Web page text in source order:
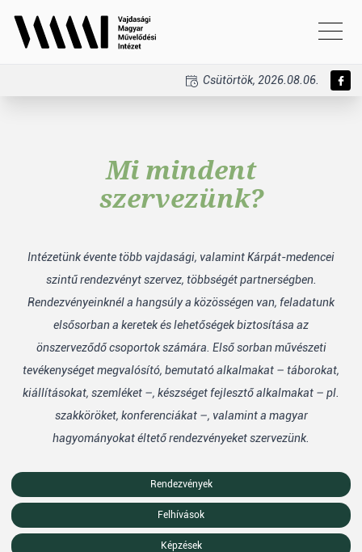
Csütörtök, 2026.08.06.
Mi mindent
szervezünk?
Intézetünk évente több vajdasági, valamint Kárpát-medencei
szintű rendezvényt szervez, többségét partnerségben.
Rendezvényeinknél a hangsúly a közösségen van, feladatunk
elsősorban a keretek és lehetőségek biztosítása az
önszerveződő csoportok számára. Első sorban művészeti
tevékenységet megvalósító, bemutató alkalmakat – táborokat,
kiállításokat, szemléket –, készséget fejlesztő alkalmakat – pl.
szakköröket, konferenciákat –, valamint a magyar
hagyományokat éltető rendezvényeket szervezünk.
Rendezvények
Felhívások
Képzések